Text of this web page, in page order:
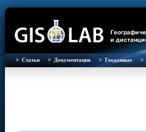
Статьи Документация Геоданные